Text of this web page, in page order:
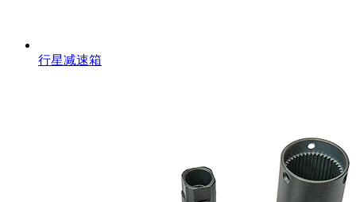
行星减速箱